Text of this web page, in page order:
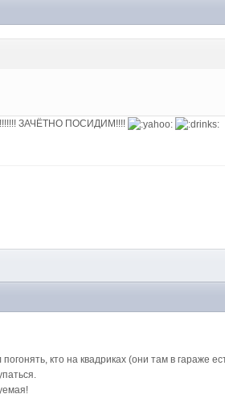
ЗАЧЁТНО ПОСИДИМ!!!!
кто на квадриках (они там в гараже